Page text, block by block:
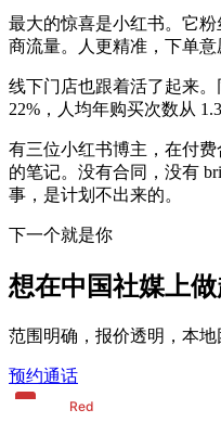
最大的惊喜是小红书。它
商流量。人更精准，下单意
线下门店也跟着活了起来
22%，人均年购买次数从
有三位小红书博主，在付费
的笔记。没有合同，没有
事，是计划不出来的。
下一个就是你
想在中国社媒上
范围明确，报价透明，本地
预约通话